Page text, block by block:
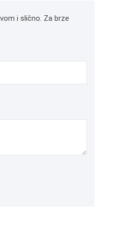
i slično. Za brze